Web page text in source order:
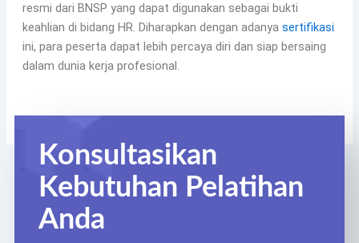
resmi dari BNSP yang dapat digunakan sebagai bukti
keahlian di bidang HR. Diharapkan dengan adanya sertifikasi
ini, para peserta dapat lebih percaya diri dan siap bersaing
dalam dunia kerja profesional.
Konsultasikan
Kebutuhan Pelatihan
Anda